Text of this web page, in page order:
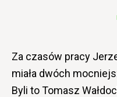
Za czasów pracy
miała dwóch
Byli to Tomasz